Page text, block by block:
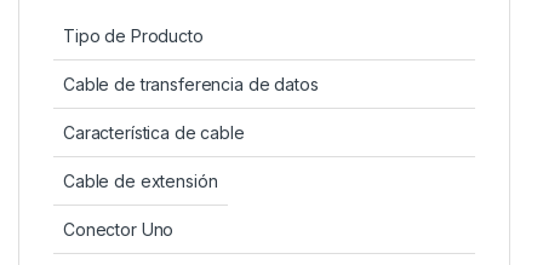
Tipo de Producto
Cable de transferencia de datos
Característica de cable
Cable de extensión
Conector Uno